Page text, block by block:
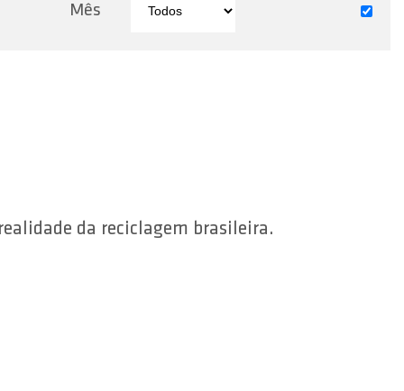
Mês
da reciclagem brasileira.